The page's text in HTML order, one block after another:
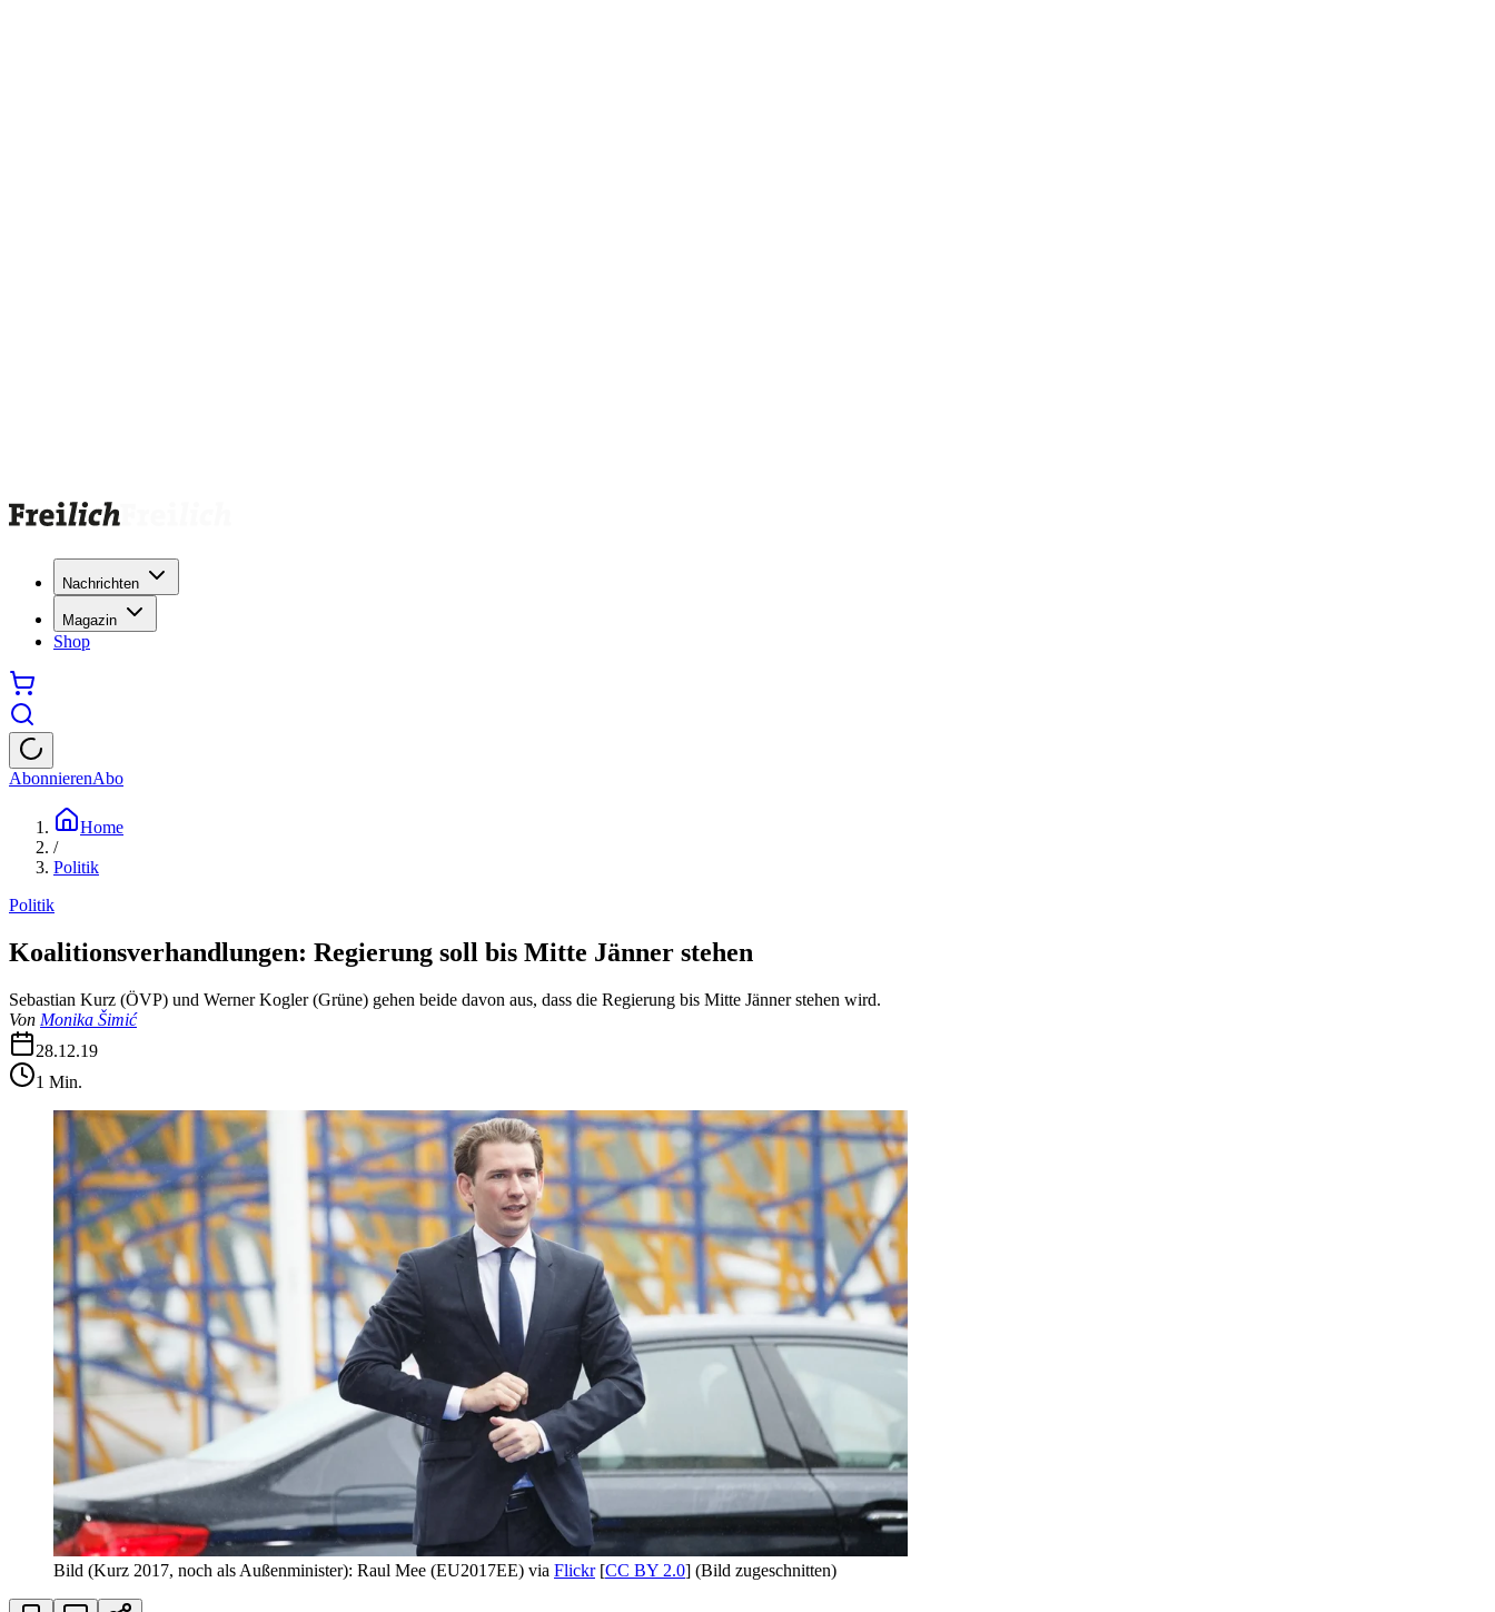
Nachrichten
Magazin
Shop
AbonnierenAbo
Home
/
Politik
Politik
Koalitionsverhandlungen: Regierung soll bis Mitte Jänner stehen
Sebastian Kurz (ÖVP) und Werner Kogler (Grüne) gehen beide davon aus, dass die Regierung bis Mitte Jänner stehen wird.
Von Monika Šimić
28.12.19
1 Min.
Bild (Kurz 2017, noch als Außenminister): Raul Mee (EU2017EE) via Flickr[CC BY 2.0] (Bild zugeschnitten)